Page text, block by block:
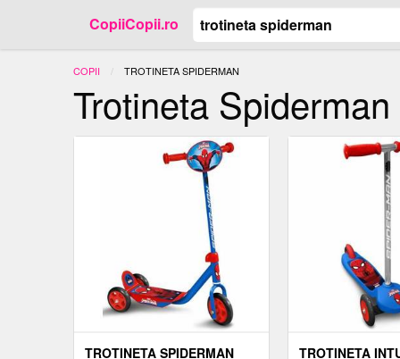
CopiiCopii.ro
COPII ACTUAL:
TROTINETA SPIDERMAN
Trotineta Spiderman
TROTINETA SPIDERMAN
TROTINETA